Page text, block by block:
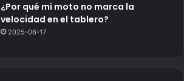
¿Por qué mi moto no marca la
velocidad en el tablero?
2025-06-17